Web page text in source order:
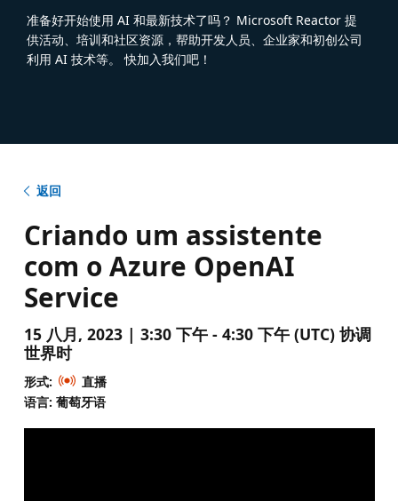
准备好开始使用 AI 和最新技术了吗？ Microsoft Reactor 提
供活动、培训和社区资源，帮助开发人员、企业家和初创公司
利用 AI 技术等。 快加入我们吧！
返回
Criando um assistente
com o Azure OpenAI
Service
15 八月, 2023 | 3:30 下午 - 4:30 下午 (UTC) 协调
世界时
形式:
直播
语言: 葡萄牙语